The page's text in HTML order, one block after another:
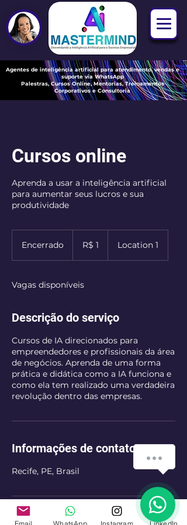
Agentes de inteligência artificial para atendimento, vendas e
suporte via WhatsApp
Palestras, Cursos Online, Mentorias, Treinamentos
Corporativos e Consultoria
Cursos online
Aprenda a usar a inteligência artificial
para aumentar seus lucros e sua
produtividade
Encerrado
r
d
brasileiro
R$ 1 Location 1
Vagas disponíveis
Descrição do serviço
Cursos de IA direcionados para
empreendedores e profissionais da área
de negócios. Aprenda de uma forma
prática e didática como a IA funciona e
como ela tem realizado uma verdadeira
revolução dentro das empresas.
Informações de contato
Recife, PE, Brasil
Email WhatsApp Instagram LinkedIn